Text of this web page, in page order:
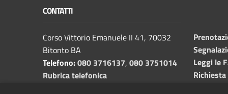
CONTATTI
Corso Vittorio Emanuele II 41, 70032
Bitonto BA
Telefono:080 3716137, 080 3751014
Rubrica telefonica
Leggi le